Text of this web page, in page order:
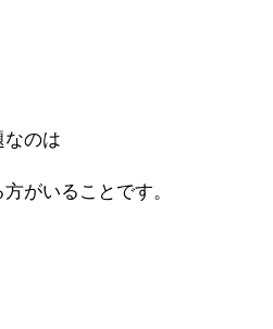
なのは
がいることです。